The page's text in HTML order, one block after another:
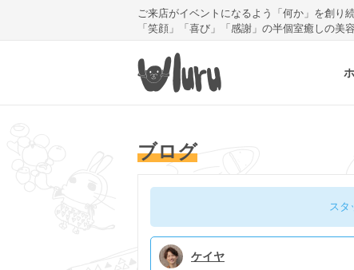
ご来店がイベントになるよう「何か」を創り
「笑顔」「喜び」「感謝」の半個室癒しの美
ブログ
スタ
ケイヤ